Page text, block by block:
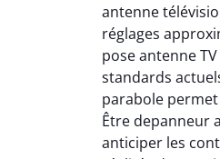
antenne
réglages
pose antenne
standards
parabole
Être depanneur
anticiper les